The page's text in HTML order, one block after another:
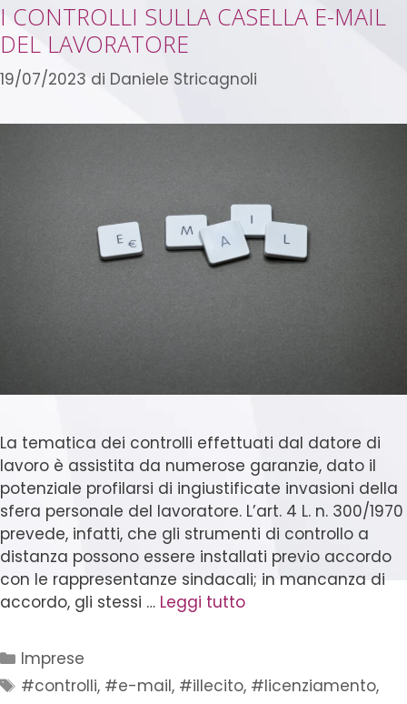
I CONTROLLI SULLA CASELLA E-MAIL
DEL LAVORATORE
19/07/2023 di Daniele Stricagnoli
La tematica dei controlli effettuati dal datore di
lavoro è assistita da numerose garanzie, dato il
potenziale profilarsi di ingiustificate invasioni della
sfera personale del lavoratore. L’art. 4 L. n. 300/1970
prevede, infatti, che gli strumenti di controllo a
distanza possono essere installati previo accordo
con le rappresentanze sindacali; in mancanza di
accordo, gli stessi … Leggi tutto
Imprese
#controlli, #e-mail, #illecito, #licenziamento,